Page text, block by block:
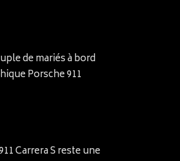
de mariés à bord
Porsche 911
Carrera S reste une